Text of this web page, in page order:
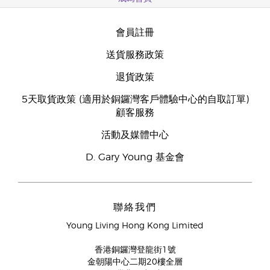
會員註冊
送貨服務政策
退貨政策
5天取貨政策 (適用於銅鑼灣客戶體驗中心的自取訂單)
顧客服務
活動及媒體中心
D. Gary Young 基金會
聯絡我們
Young Living Hong Kong Limited
香港銅鑼灣登龍街1號
金朝陽中心二期20樓全層